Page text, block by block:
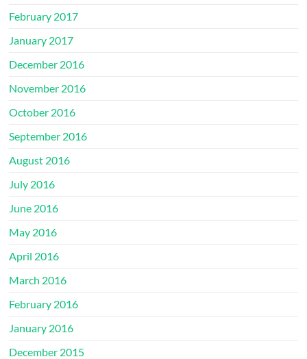
February 2017
January 2017
December 2016
November 2016
October 2016
September 2016
August 2016
July 2016
June 2016
May 2016
April 2016
March 2016
February 2016
January 2016
December 2015